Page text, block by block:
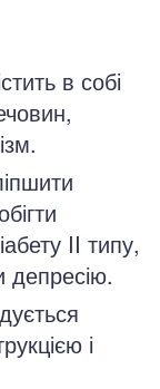
в собі
II типу,
депресію.
і